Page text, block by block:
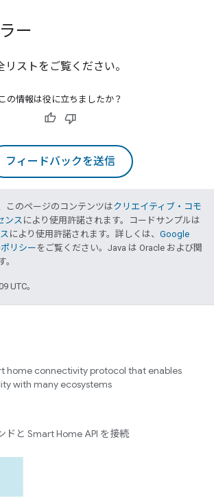
ー
リストをご覧ください。
この情報は役に立ちましたか？
フィードバックを送信
このページのコンテンツはクリエイティブ・コモ
ンスにより使用許諾されます。コードサンプルは
により使用許諾されます。詳しくは、 Google
リシー をご覧ください。Java は Oracle および関
UTC。
home connectivity protocol that enables
with many ecosystems
ドと Smart Home API を接続